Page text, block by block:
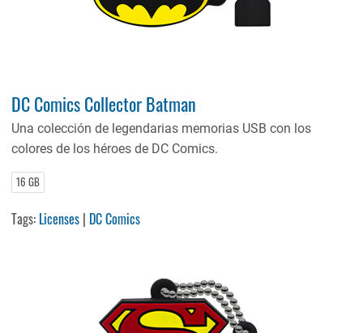
DC Comics Collector Batman
Una colección de legendarias memorias USB con los
colores de los héroes de DC Comics.
16 GB
Tags: Licenses | DC Comics